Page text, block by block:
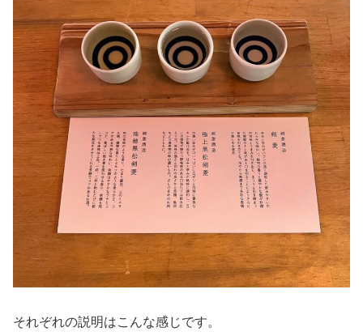
それぞれの説明はこんな感じです。